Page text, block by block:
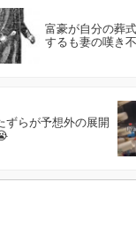
富豪が自分の葬
するも妻の嘆き
ずらが予想外の展開